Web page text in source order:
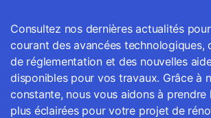
Consultez nos dernières actualités
courant des avancées technologiques,
de réglementation et des nouvelles
disponibles pour vos travaux. Grâce à
constante, nous vous aidons à prendre
plus éclairées pour votre projet de